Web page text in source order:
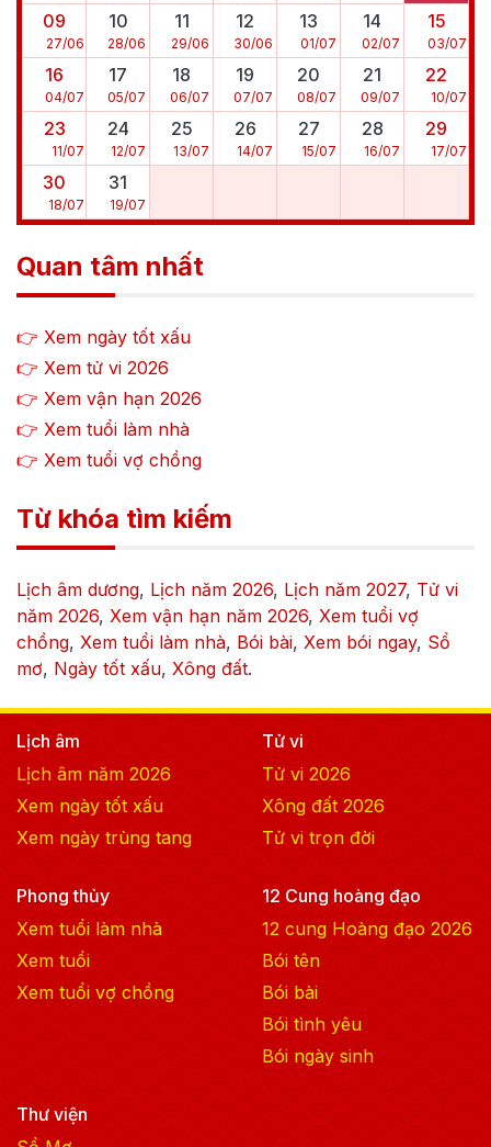
09
27/06
10
28/06
11
29/06
12
30/06
13
01/07
14
02/07
15
03/07
16
04/07
17
05/07
18
06/07
19
07/07
20
08/07
21
09/07
22
10/07
23
11/07
24
12/07
25
13/07
26
14/07
27
15/07
28
16/07
29
17/07
30
18/07
31
19/07
Quan tâm nhất
👉 Xem ngày tốt xấu
👉 Xem tử vi 2026
👉 Xem vận hạn 2026
👉 Xem tuổi làm nhà
👉 Xem tuổi vợ chồng
Từ khóa tìm kiếm
Lịch âm dương, Lịch năm 2026, Lịch năm 2027, Tử vi
năm 2026, Xem vận hạn năm 2026, Xem tuổi vợ
chồng, Xem tuổi làm nhà, Bói bài, Xem bói ngay, Sổ
mơ, Ngày tốt xấu, Xông đất.
Lịch âm
Lịch âm năm 2026
Xem ngày tốt xấu
Xem ngày trùng tang
Tử vi
Tử vi 2026
Xông đất 2026
Tử vi trọn đời
Phong thủy
Xem tuổi làm nhà
Xem tuổi
Xem tuổi vợ chồng
12 Cung hoàng đạo
12 cung Hoàng đạo 2026
Bói tên
Bói bài
Bói tình yêu
Bói ngày sinh
Thư viện